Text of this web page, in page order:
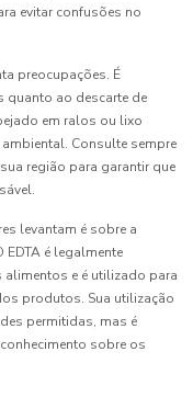
evitar confusões no
preocupações. É
quanto ao descarte de
em ralos ou lixo
Consulte sempre
região para garantir que
levantam é sobre a
é legalmente
e é utilizado para
produtos. Sua utilização
permitidas, mas é
sobre os